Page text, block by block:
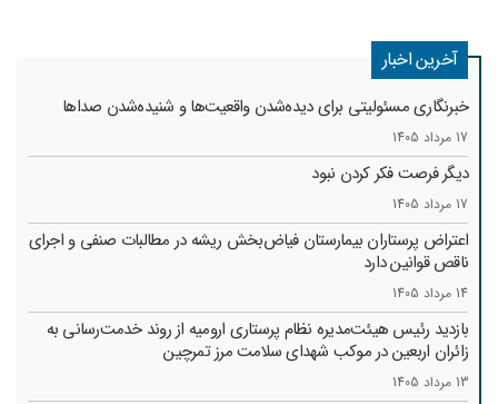
آخرین اخبار
خبرنگاری مسئولیتی برای دیده‌شدن واقعیت‌ها و شنیده‌شدن صداها
17 مرداد 1405
دیگر فرصت فکر کردن نبود
17 مرداد 1405
اعتراض پرستاران بیمارستان فیاض‌بخش ریشه در مطالبات صنفی و اجرای
ناقص قوانین دارد
14 مرداد 1405
بازدید رئیس هیئت‌مدیره نظام پرستاری ارومیه از روند خدمت‌رسانی به
زائران اربعین در موکب شهدای سلامت مرز تمرچین
13 مرداد 1405